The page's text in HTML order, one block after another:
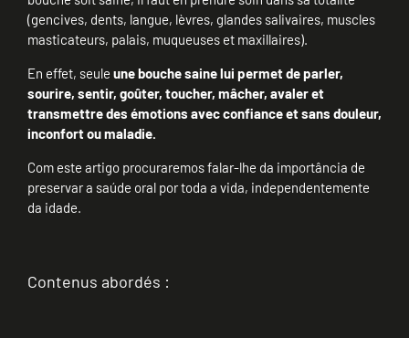
(gencives, dents, langue, lèvres, glandes salivaires, muscles
masticateurs, palais, muqueuses et maxillaires).
En effet, seule une bouche saine lui permet de parler,
sourire, sentir, goûter, toucher, mâcher, avaler et
transmettre des émotions avec confiance et sans douleur,
inconfort ou maladie.
Com este artigo procuraremos falar-lhe da importância de
preservar a saúde oral por toda a vida, independentemente
da idade.
Contenus abordés :